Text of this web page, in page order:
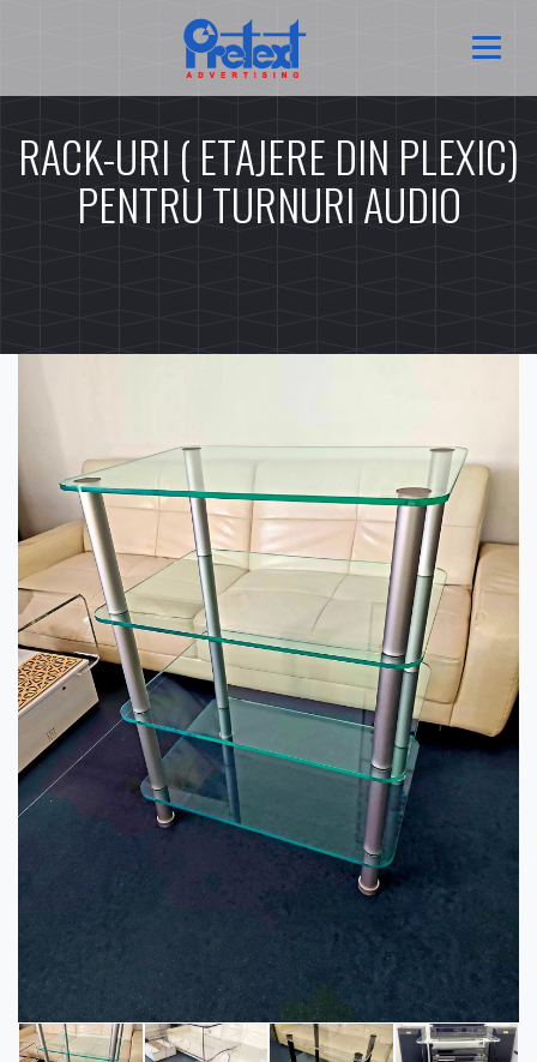
RACK-URI ( ETAJERE DIN PLEXIC)
PENTRU TURNURI AUDIO